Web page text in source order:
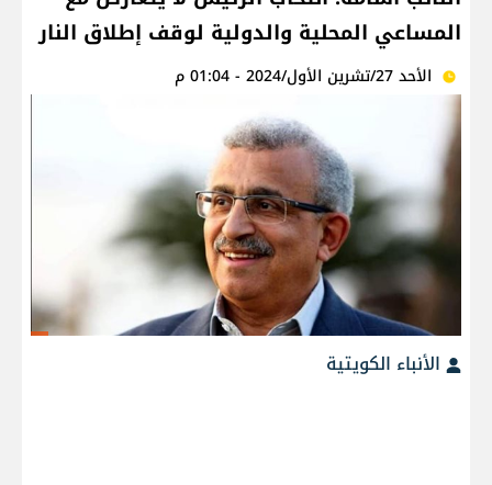
المساعي المحلية والدولية لوقف إطلاق النار
الأحد 27/تشرين الأول/2024 - 01:04 م
الأنباء الكويتية